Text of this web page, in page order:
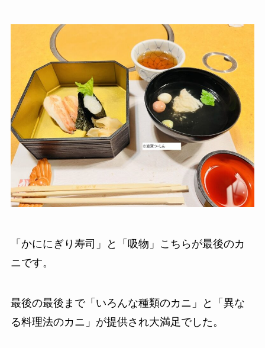
「かににぎり寿司」と「吸物」こちらが最後のカ
ニです。
最後の最後まで「いろんな種類のカニ」と「異な
る料理法のカニ」が提供され大満足でした。